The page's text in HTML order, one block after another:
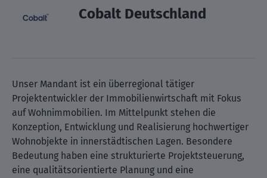
Cobalt Deutschland
Unser Mandant ist ein überregional tätiger
Projektentwickler der Immobilienwirtschaft mit Fokus
auf Wohnimmobilien. Im Mittelpunkt stehen die
Konzeption, Entwicklung und Realisierung hochwertiger
Wohnobjekte in innerstädtischen Lagen. Besondere
Bedeutung haben eine strukturierte Projektsteuerung,
eine qualitätsorientierte Planung und eine